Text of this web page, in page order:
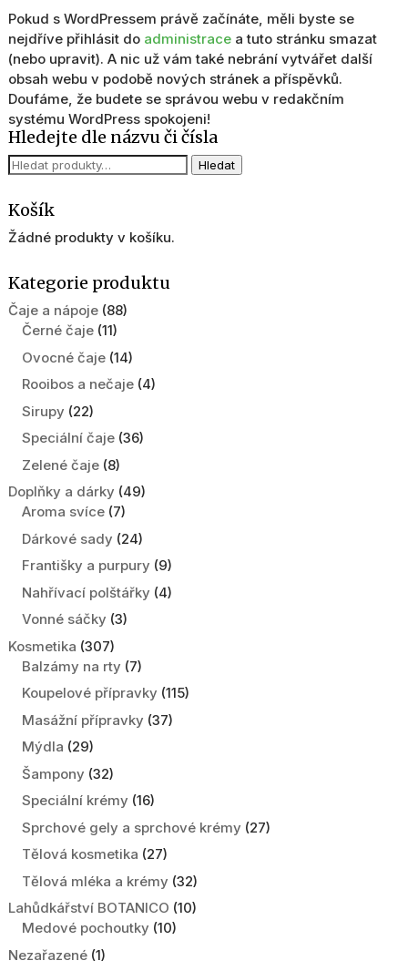
Pokud s WordPressem právě začínáte, měli byste se
nejdříve přihlásit do administracea tuto stránku smazat
(nebo upravit). A nic už vám také nebrání vytvářet další
obsah webu v podobě nových stránek a příspěvků.
Doufáme, že budete se správou webu v redakčním
systému WordPress spokojeni!
Hledejte dle názvu či čísla
Hledat: Hledat
Košík
Žádné produkty v košíku.
Kategorie produktu
Čaje a nápoje (88)
Černé čaje (11)
Ovocné čaje (14)
Rooibos a nečaje (4)
Sirupy (22)
Speciální čaje (36)
Zelené čaje (8)
Doplňky a dárky (49)
Aroma svíce (7)
Dárkové sady (24)
Františky a purpury (9)
Nahřívací polštářky (4)
Vonné sáčky (3)
Kosmetika (307)
Balzámy na rty (7)
Koupelové přípravky (115)
Masážní přípravky (37)
Mýdla (29)
Šampony (32)
Speciální krémy (16)
Sprchové gely a sprchové krémy (27)
Tělová kosmetika (27)
Tělová mléka a krémy (32)
Lahůdkářství BOTANICO (10)
Medové pochoutky (10)
Nezařazené (1)